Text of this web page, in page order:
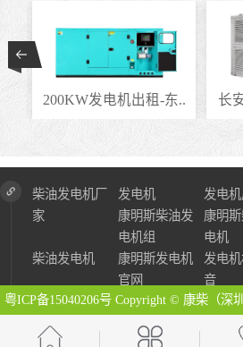
200KW发电机出租-东.. 长
柴油发电机厂
家
发电机 发电
康明斯柴油发
电机组
康明
电机
柴油发电机
康明斯发电机
官网
发电
音
粤ICP备15040206号 Copyright © 康柴（深
图